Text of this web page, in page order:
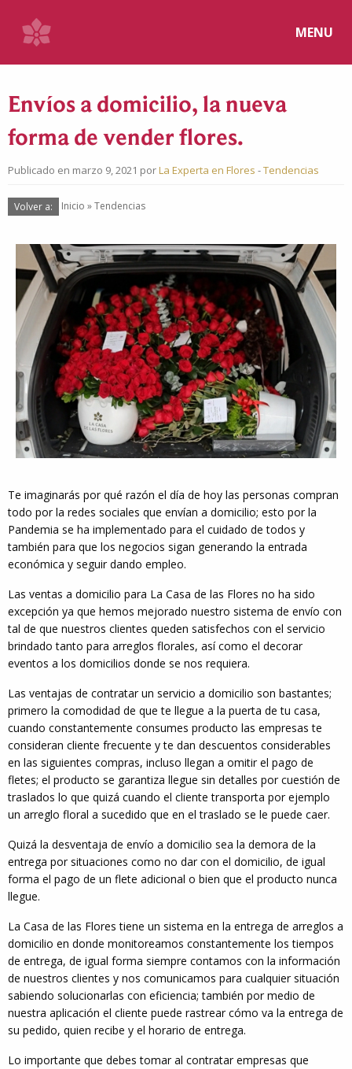
MENU
Envíos a domicilio, la nueva
forma de vender flores.
Publicado en marzo 9, 2021 porLa Experta en Flores -Tendencias
Volver a: Inicio »Tendencias
Te imaginarás por qué razón el día de hoy las personas compran
todo por la redes sociales que envían a domicilio; esto por la
Pandemia se ha implementado para el cuidado de todos y
también para que los negocios sigan generando la entrada
económica y seguir dando empleo.
Las ventas a domicilio para La Casa de las Flores no ha sido
excepción ya que hemos mejorado nuestro sistema de envío con
tal de que nuestros clientes queden satisfechos con el servicio
brindado tanto para arreglos florales, así como el decorar
eventos a los domicilios donde se nos requiera.
Las ventajas de contratar un servicio a domicilio son bastantes;
primero la comodidad de que te llegue a la puerta de tu casa,
cuando constantemente consumes producto las empresas te
consideran cliente frecuente y te dan descuentos considerables
en las siguientes compras, incluso llegan a omitir el pago de
fletes; el producto se garantiza llegue sin detalles por cuestión de
traslados lo que quizá cuando el cliente transporta por ejemplo
un arreglo floral a sucedido que en el traslado se le puede caer.
Quizá la desventaja de envío a domicilio sea la demora de la
entrega por situaciones como no dar con el domicilio, de igual
forma el pago de un flete adicional o bien que el producto nunca
llegue.
La Casa de las Flores tiene un sistema en la entrega de arreglos a
domicilio en donde monitoreamos constantemente los tiempos
de entrega, de igual forma siempre contamos con la información
de nuestros clientes y nos comunicamos para cualquier situación
sabiendo solucionarlas con eficiencia; también por medio de
nuestra aplicación el cliente puede rastrear cómo va la entrega de
su pedido, quien recibe y el horario de entrega.
Lo importante que debes tomar al contratar empresas que